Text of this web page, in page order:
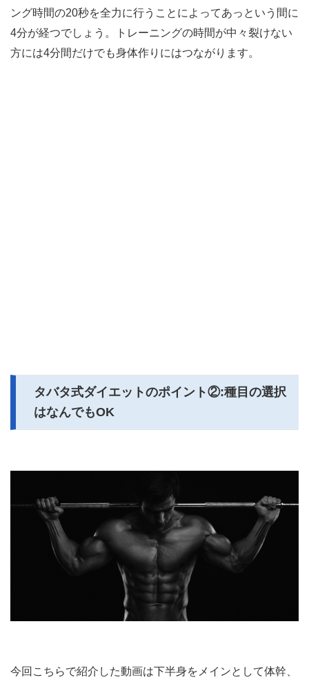
ング時間の20秒を全力に行うことによってあっという間に
4分が経つでしょう。トレーニングの時間が中々裂けない
方には4分間だけでも身体作りにはつながります。
タバタ式ダイエットのポイント②:種目の選択
はなんでもOK
今回こちらで紹介した動画は下半身をメインとして体幹、